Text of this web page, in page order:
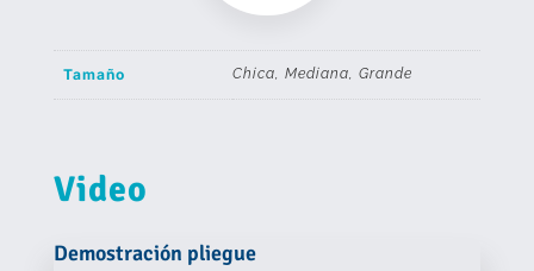
Tamaño Chica, Mediana, Grande
Video
Demostración pliegue